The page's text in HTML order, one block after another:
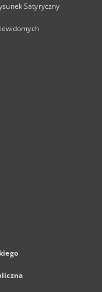
Satyryczny